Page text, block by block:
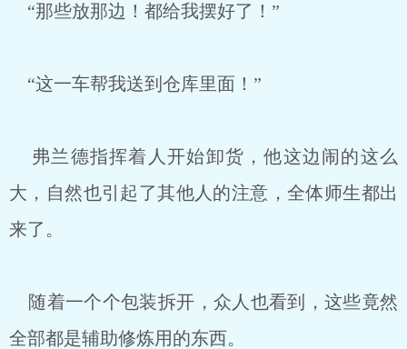
“那些放那边！都给我摆好了！”
“这一车帮我送到仓库里面！”
弗兰德指挥着人开始卸货，他这边闹的这么
大，自然也引起了其他人的注意，全体师生都出
来了。
随着一个个包装拆开，众人也看到，这些竟然
全部都是辅助修炼用的东西。